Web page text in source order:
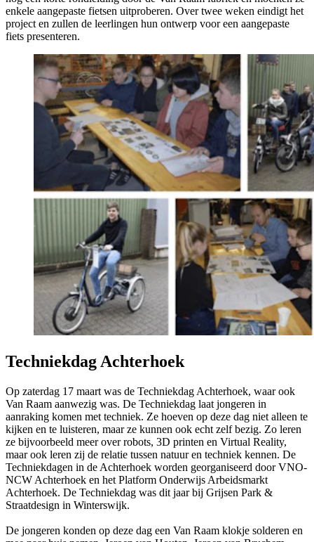
enkele aangepaste fietsen uitproberen. Over twee weken eindigt het
project en zullen de leerlingen hun ontwerp voor een aangepaste
fiets presenteren.
Techniekdag Achterhoek
Op zaterdag 17 maart was de Techniekdag Achterhoek, waar ook
Van Raam aanwezig was. De Techniekdag laat jongeren in
aanraking komen met techniek. Ze hoeven op deze dag niet alleen te
kijken en te luisteren, maar ze kunnen ook echt zelf bezig. Zo leren
ze bijvoorbeeld meer over robots, 3D printen en Virtual Reality,
maar ook leren zij de relatie tussen natuur en techniek kennen. De
Techniekdagen in de Achterhoek worden georganiseerd door VNO-
NCW Achterhoek en het Platform Onderwijs Arbeidsmarkt
Achterhoek. De Techniekdag was dit jaar bij Grijsen Park &
Straatdesign in Winterswijk.
De jongeren konden op deze dag een Van Raam klokje solderen en